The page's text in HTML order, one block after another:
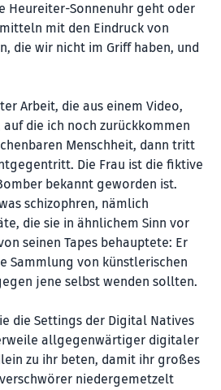
Heureiter-Sonnenuhr geht oder
mit den Eindruck von
die wir nicht im Griff haben, und
Arbeit, die aus einem Video,
die ich noch zurückkommen
Menschheit, dann tritt
Die Frau ist die fiktive
bekannt geworden ist.
schizophren, nämlich
die sie in ähnlichem Sinn vor
seinen Tapes behauptete: Er
Sammlung von künstlerischen
jene selbst wenden sollten.
die Settings der Digital Natives
allgegenwärtiger digitaler
zu ihr beten, damit ihr großes
niedergemetzelt